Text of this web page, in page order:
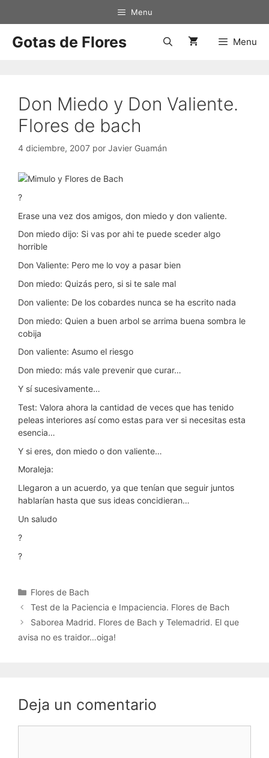
Menu
Gotas de Flores Menu
Don Miedo y Don Valiente.
Flores de bach
4 diciembre, 2007 por Javier Guamán
?
Erase una vez dos amigos, don miedo y don valiente.
Don miedo dijo: Si vas por ahi te puede sceder algo
horrible
Don Valiente: Pero me lo voy a pasar bien
Don miedo: Quizás pero, si si te sale mal
Don valiente: De los cobardes nunca se ha escrito nada
Don miedo: Quien a buen arbol se arrima buena sombra le
cobija
Don valiente: Asumo el riesgo
Don miedo: más vale prevenir que curar…
Y sí sucesivamente…
Test: Valora ahora la cantidad de veces que has tenido
peleas interiores así como estas para ver si necesitas esta
esencia…
Y si eres, don miedo o don valiente…
Moraleja:
Llegaron a un acuerdo, ya que tenían que seguir juntos
hablarían hasta que sus ideas concidieran…
Un saludo
?
?
Categorías
Flores de Bach
Test de la Paciencia e Impaciencia. Flores de Bach
Saborea Madrid. Flores de Bach y Telemadrid. El que
avisa no es traidor…oiga!
Deja un comentario